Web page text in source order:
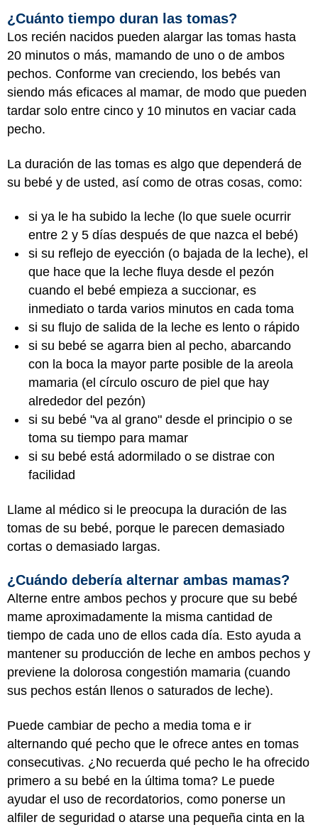
¿Cuánto tiempo duran las tomas?
Los recién nacidos pueden alargar las tomas hasta
20 minutos o más, mamando de uno o de ambos
pechos. Conforme van creciendo, los bebés van
siendo más eficaces al mamar, de modo que pueden
tardar solo entre cinco y 10 minutos en vaciar cada
pecho.
La duración de las tomas es algo que dependerá de
su bebé y de usted, así como de otras cosas, como:
si ya le ha subido la leche (lo que suele ocurrir
entre 2 y 5 días después de que nazca el bebé)
si su reflejo de eyección (o bajada de la leche), el
que hace que la leche fluya desde el pezón
cuando el bebé empieza a succionar, es
inmediato o tarda varios minutos en cada toma
si su flujo de salida de la leche es lento o rápido
si su bebé se agarra bien al pecho, abarcando
con la boca la mayor parte posible de la areola
mamaria (el círculo oscuro de piel que hay
alrededor del pezón)
si su bebé "va al grano" desde el principio o se
toma su tiempo para mamar
si su bebé está adormilado o se distrae con
facilidad
Llame al médico si le preocupa la duración de las
tomas de su bebé, porque le parecen demasiado
cortas o demasiado largas.
¿Cuándo debería alternar ambas mamas?
Alterne entre ambos pechos y procure que su bebé
mame aproximadamente la misma cantidad de
tiempo de cada uno de ellos cada día. Esto ayuda a
mantener su producción de leche en ambos pechos y
previene la dolorosa congestión mamaria (cuando
sus pechos están llenos o saturados de leche).
Puede cambiar de pecho a media toma e ir
alternando qué pecho que le ofrece antes en tomas
consecutivas. ¿No recuerda qué pecho le ha ofrecido
primero a su bebé en la última toma? Le puede
ayudar el uso de recordatorios, como ponerse un
alfiler de seguridad o atarse una pequeña cinta en la